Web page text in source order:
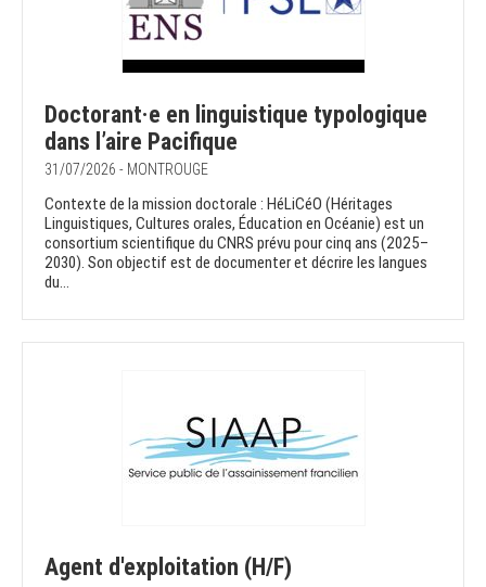
Doctorant·e en linguistique typologique
dans l’aire Pacifique
31/07/2026 - MONTROUGE
Contexte de la mission doctorale : HéLiCéO (Héritages
Linguistiques, Cultures orales, Éducation en Océanie) est un
consortium scientifique du CNRS prévu pour cinq ans (2025–
2030). Son objectif est de documenter et décrire les langues
du...
Agent d'exploitation (H/F)